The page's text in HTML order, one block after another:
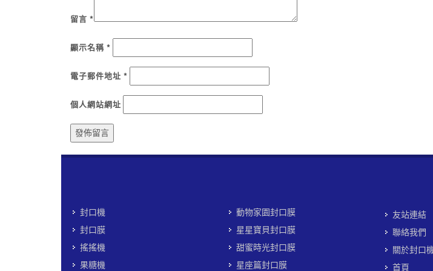
留言 *
顯示名稱 *
電子郵件地址 *
個人網站網址
封口機
封口膜
搖搖機
果糖機
動物家園封口膜
星星寶貝封口膜
甜蜜時光封口膜
星座篇封口膜
友站連結
聯絡我們
關於封口
首頁